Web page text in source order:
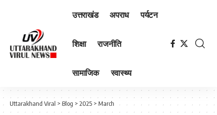
उत्तराखंड अपराध पर्यटन
शिक्षा राजनीति
सामाजिक स्वास्थ्य
Uttarakhand Viral >Blog > 2025 >March